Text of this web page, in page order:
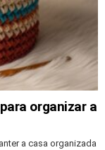
organizar a
a casa organizada